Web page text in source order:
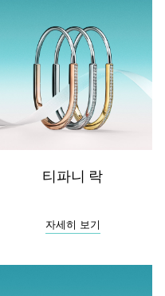
티파니 락
자세히 보기